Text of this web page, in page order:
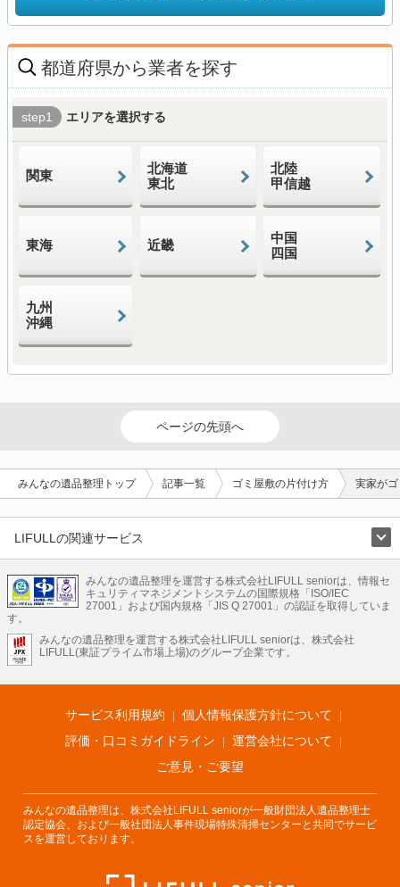
都道府県から業者を探す
step1 エリアを選択する
関東
北海道
東北
北陸
甲信越
東海 近畿
中国
四国
九州
沖縄
ページの先頭へ
みんなの遺品整理トップ 記事一覧 ゴミ屋敷の片付け方 実家が
LIFULLの関連サービス
不動産・住宅
引越し 老人ホーム 地方創生
ママの就労支援
不動産クラウドファンディング 遺品整理 老後の暮らし情報
LIFULL HOME'Sのサービス
不動産・住宅
不動産査定 マンション専門売却査定 不動産投資 アドバイザー
不動産アーカイブ
空き家バンク 家賃相場 不動産会社
不動産用語集 住まいのお役立ち情報
LIFULL HOME'S PRESS
不動産転職
みんなの遺品整理を運営する株式会社LIFULL seniorは、情報セ
キュリティマネジメントシステムの国際規格「ISO/IEC
27001」および国内規格「JIS Q 27001」の認証を取得していま
す。
みんなの遺品整理を運営する株式会社LIFULL seniorは、株式会社
LIFULL(東証プライム市場上場)のグループ企業です。
サービス利用規約
個人情報保護方針について
評価・口コミガイドライン
運営会社について
ご意見・ご要望
みんなの遺品整理は、株式会社LIFULL seniorが一般財団法人遺品整理士
認定協会、および一般社団法人事件現場特殊清掃センターと共同でサービ
スを運営しております。